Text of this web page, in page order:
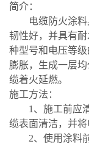
简介：
电缆防火涂
韧性好，并具有
种型号和电压等
膨胀，生成一层
缆着火延燃。
施工方法：
1、施工前应
缆表面清洁，并将
2、使用涂料